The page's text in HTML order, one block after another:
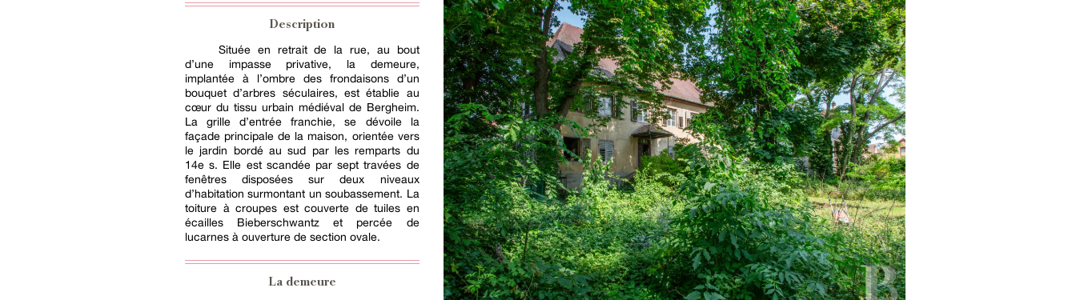
Description
Située en retrait de la rue, au bout
d’une impasse privative, la demeure,
implantée à l’ombre des frondaisons d’un
bouquet d’arbres séculaires, est établie au
cœur du tissu urbain médiéval de Bergheim.
La grille d’entrée franchie, se dévoile la
façade principale de la maison, orientée vers
le jardin bordé au sud par les remparts du
14e s. Elle est scandée par sept travées de
fenêtres disposées sur deux niveaux
d’habitation surmontant un soubassement. La
toiture à croupes est couverte de tuiles en
écailles Bieberschwantz et percée de
lucarnes à ouverture de section ovale.
La demeure